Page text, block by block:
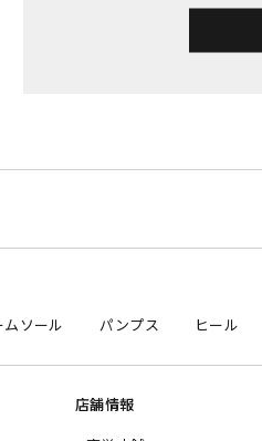
ムソール パンプス ヒール
店舗情報